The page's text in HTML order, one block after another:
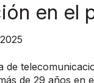
en el
de
de 29 años en